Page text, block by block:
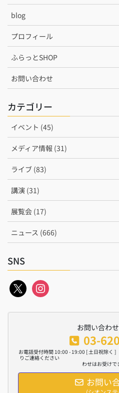
blog
プロフィール
ふらっとSHOP
お問い合わせ
カテゴリー
イベント (45)
メディア情報 (31)
ライブ (83)
講演 (31)
展覧会 (17)
ニュース (666)
SNS
x instagram
お問い合わ
03-
お電話受付時間 10:00 - 19:00 [ 土日祝除く
りご連絡ください ※個
わせはお受けで
お問い